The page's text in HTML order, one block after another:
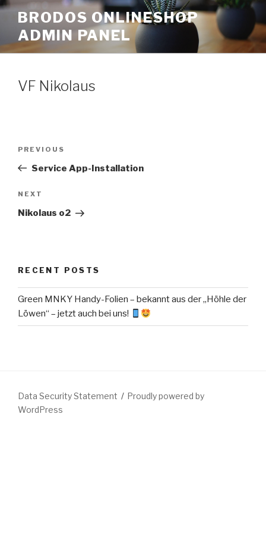
Skip
content
BRODOS ONLINESHOP
ADMIN PANEL
VF Nikolaus
Previous
Post
PREVIOUS
Service App-Installation
Next
Post
NEXT
Nikolaus o2
RECENT POSTS
Green MNKY Handy-Folien – bekannt aus der „Höhle der
Löwen“ – jetzt auch bei uns!
Data Security Statement
Proudly powered by
WordPress